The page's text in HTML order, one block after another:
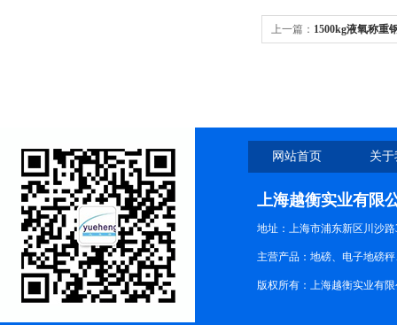
上一篇： 1500kg液氧称重
网站首页 关
上海越衡实业有限
地址：上海市浦东新区川沙路
主营产品：地磅、电子地磅
版权所有：上海越衡实业有